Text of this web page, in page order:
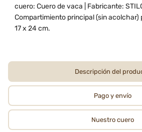
cuero: Cuero de vaca | Fabricante:
Compartimiento principal (sin acolchar)
17 x 24 cm.
Descripción del
Pago y envío
Nuestro cuero